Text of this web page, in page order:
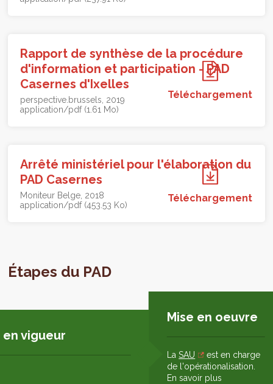
Rapport de synthèse de la procédure
d'information et participation - PAD
Casernes d'Ixelles
perspective.brussels 2019
application/pdf (1.61 Mo)
Téléchargement
Arrêté ministériel pour l'élaboration du
PAD Casernes
Moniteur Belge 2018
application/pdf (453.53 Ko)
Téléchargement
Étapes du PAD
vigueur
Mise en oeuvre
LaSAU
est en charge
de l'opérationalisation.
En savoir plus